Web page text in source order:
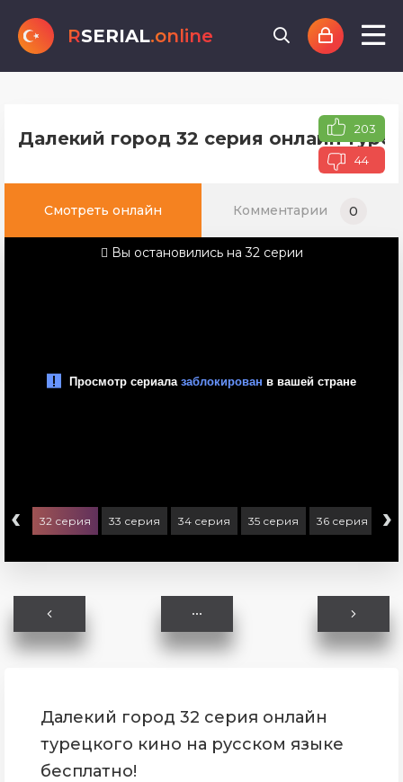
RSERIAL.online
Далекий город 32 серия онлайн 203
44
Смотреть онлайн Комментарии 0
Вы остановились на 32 серии
‹ 32 серия 33 серия 34 серия 35 серия 36 серия 37
›
Далекий город 32 серия онлайн
турецкого кино на русском языке
бесплатно!